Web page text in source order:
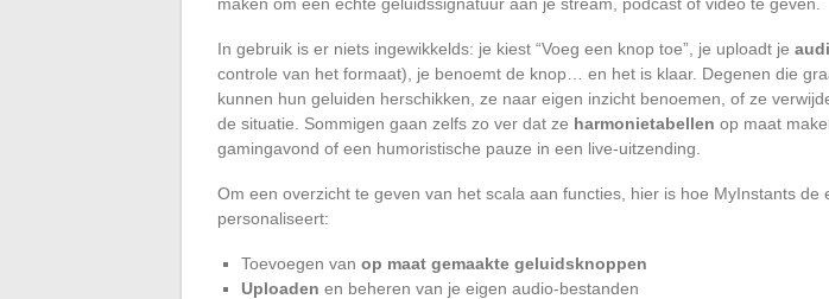
In gebruik is er niets ingewikkelds: je kiest “Voeg een knop toe”, je uploadt je
controle van het formaat), je benoemt de knop… en het is klaar. Degenen die
kunnen hun geluiden herschikken, ze naar eigen inzicht benoemen, of ze
de situatie. Sommigen gaan zelfs zo ver dat ze harmonietabellen op maat
gamingavond of een humoristische pauze in een live-uitzending.
Om een overzicht te geven van het scala aan functies, hier is hoe MyInstants de
personaliseert:
Toevoegen van op maat gemaakte geluidsknoppen
Uploaden en beheren van je eigen audio-bestanden